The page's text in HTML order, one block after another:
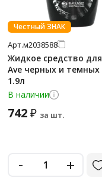
Честный ЗНАК
Арт.м2038588
Жидкое средство
Ave черных и
1.9л
В наличии
742₽ за шт.
- +